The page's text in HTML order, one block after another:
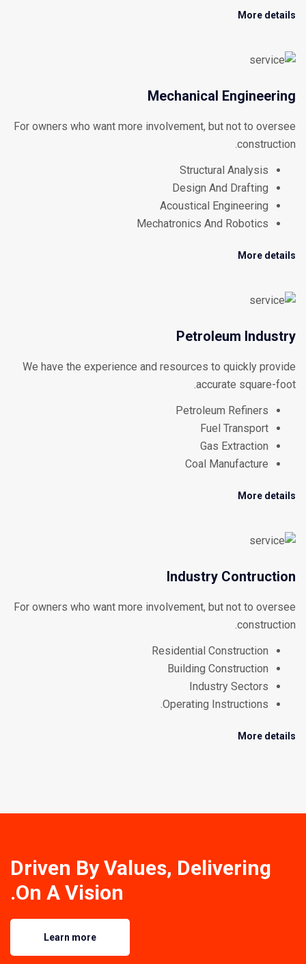
More details
Mechanical Engineering
For owners who want more involvement, but not to oversee
construction.
Structural Analysis
Design And Drafting
Acoustical Engineering
Mechatronics And Robotics
More details
Petroleum Industry
We have the experience and resources to quickly provide
accurate square-foot.
Petroleum Refiners
Fuel Transport
Gas Extraction
Coal Manufacture
More details
Industry Contruction
For owners who want more involvement, but not to oversee
construction.
Residential Construction
Building Construction
Industry Sectors
Operating Instructions.
More details
Driven By Values, Delivering
On A Vision.
Learn more